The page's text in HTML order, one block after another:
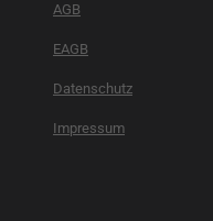
AGB
EAGB
Datenschutz
Impressum